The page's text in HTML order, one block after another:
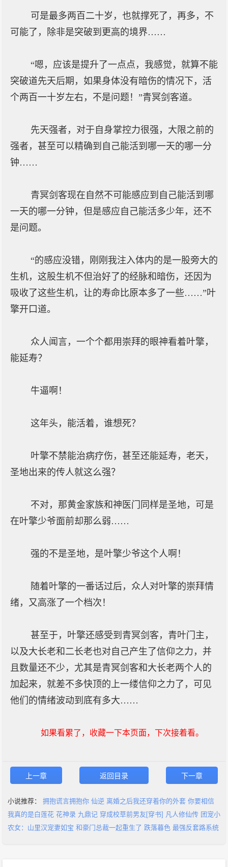
可是最多两百二十岁，也就撑死了，再多，不
可能了，除非是突破到更高的境界……
“嗯，应该是提升了一点点，我感觉，就算不能
突破道先天后期，如果身体没有暗伤的情况下，活
个两百一十岁左右，不是问题！”青冥剑客道。
先天强者，对于自身掌控力很强，大限之前的
强者，甚至可以精确到自己能活到哪一天的哪一分
钟……
青冥剑客现在自然不可能感应到自己能活到哪
一天的哪一分钟，但是感应自己能活多少年，还不
是问题。
“的感应没错，刚刚我注入体内的是一股旁大的
生机，这股生机不但治好了的经脉和暗伤，还因为
吸收了这些生机，让的寿命比原本多了一些……”叶
擎开口道。
众人闻言，一个个都用崇拜的眼神看着叶擎，
能延寿？
牛逼啊！
这年头，能活着，谁想死？
叶擎不禁能治病疗伤，甚至还能延寿，老天，
圣地出来的传人就这么强？
不对，那黄金家族和神医门同样是圣地，可是
在叶擎少爷面前却那么弱……
强的不是圣地，是叶擎少爷这个人啊！
随着叶擎的一番话过后，众人对叶擎的崇拜情
绪，又高涨了一个档次！
甚至于，叶擎还感受到青冥剑客，青叶门主，
以及大长老和二长老也对自己产生了信仰之力，并
且数量还不少，尤其是青冥剑客和大长老两个人的
加起来，就差不多快顶的上一缕信仰之力了，可见
他们的情绪波动到底有多大……
如果看累了，收藏一下本页面，下次接着看。
上一章 返回目录 下一章
小说推荐： 拥抱谎言拥抱你 仙逆 离婚之后我还穿着你的外套 你要相信
我真的是白莲花 花神录 九鼎记 穿成校草前男友[穿书] 凡人修仙传 团宠小
农女：山里汉宠妻如宝 和豪门总裁一起重生了 跌落暮色 最强反套路系统